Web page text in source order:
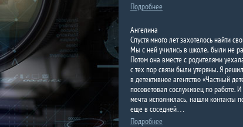
Подробнее
Ангелина
Спустя много лет захотелось найти
Мы с ней учились в школе, были не
Потом она вместе с родителями
с тех пор связи были утеряны. Я
в детективное агентство «Частный
посоветовал сослуживец по работе. И
мечта исполнилась, нашли контакты
еще в соседней…
Подробнее